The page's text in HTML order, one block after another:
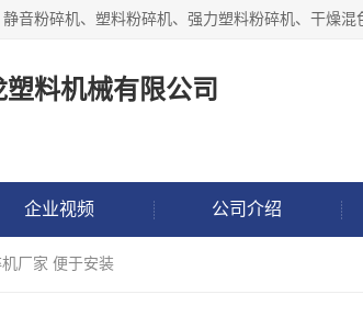
料机械有限公司
企业视频 公司介绍
厂家 便于安装